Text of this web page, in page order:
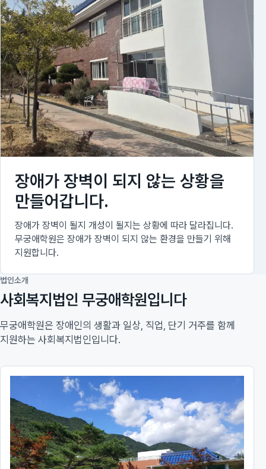
장애가 장벽이 되지 않는 상황을
만들어갑니다.
장애가 장벽이 될지 개성이 될지는 상황에 따라 달라집니다.
무궁애학원은 장애가 장벽이 되지 않는 환경을 만들기 위해
지원합니다.
법인소개
사회복지법인 무궁애학원입니다
무궁애학원은 장애인의 생활과 일상, 직업, 단기 거주를 함께
지원하는 사회복지법인입니다.